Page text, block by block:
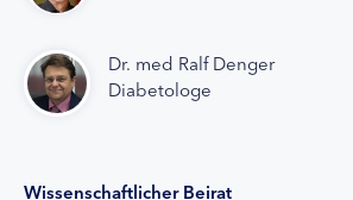
Dr. med Ralf Denger
Diabetologe
Wissenschaftlicher Beirat